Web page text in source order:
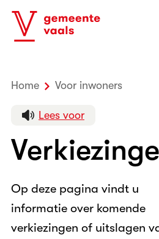
Home
Voor inwoners
Lees voor
Op deze pagina vindt u
informatie over komende
verkiezingen of uitslagen